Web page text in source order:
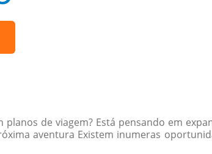
de viagem? Está pensando em
aventura Existem inumeras